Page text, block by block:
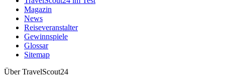
Magazin
News
Reiseveranstalter
Gewinnspiele
Glossar
Sitemap
Über TravelScout24